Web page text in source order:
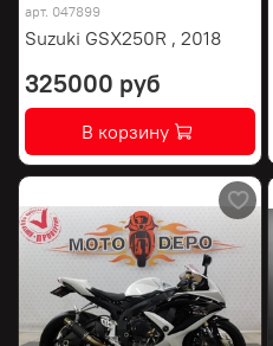
арт. 047899
Suzuki GSX250R , 2018
325000 руб
В корзину